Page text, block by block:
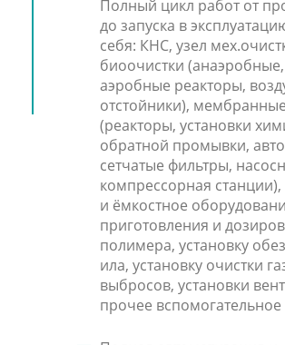
Полный цикл работ от
до запуска в
себя: КНС, узел
биоочистки
аэробные реакторы,
отстойники),
(реакторы, установки
обратной промывки,
сетчатые фильтры,
компрессорная
и ёмкостное
приготовления и
полимера, установку
ила, установку очистки
выбросов, установки
прочее